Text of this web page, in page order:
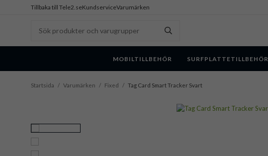
Tillbaka till Tele2.seKundserviceVarumärken
MOBILTILLBEHÖR SURFPLATTETILLBEHÖR
Startsida / Varumärken / Fixed / Tag Card Smart Tracker Svart